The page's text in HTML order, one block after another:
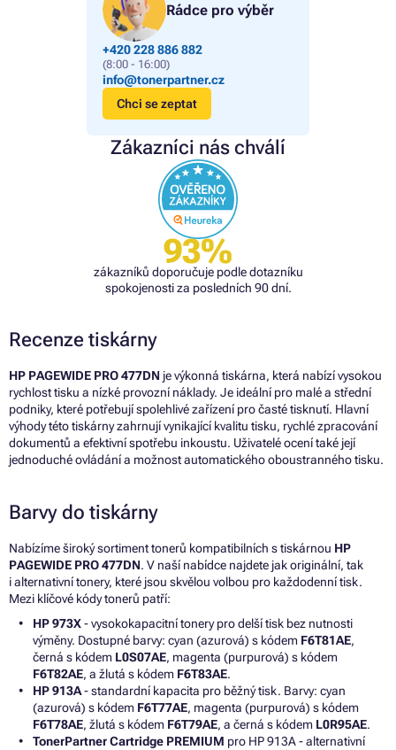
Rádce pro výběr
+420 228 886 882
(8:00 - 16:00)
info@tonerpartner.cz
Chci se zeptat
Zákazníci nás chválí
93%
zákazníků doporučuje podle dotazníku
spokojenosti za posledních 90 dní.
Recenze tiskárny
HP PAGEWIDE PRO 477DN je výkonná tiskárna, která nabízí vysokou
rychlost tisku a nízké provozní náklady. Je ideální pro malé a střední
podniky, které potřebují spolehlivé zařízení pro časté tisknutí. Hlavní
výhody této tiskárny zahrnují vynikající kvalitu tisku, rychlé zpracování
dokumentů a efektivní spotřebu inkoustu. Uživatelé ocení také její
jednoduché ovládání a možnost automatického oboustranného tisku.
Barvy do tiskárny
Nabízíme široký sortiment tonerů kompatibilních s tiskárnou HP
PAGEWIDE PRO 477DN. V naší nabídce najdete jak originální, tak
i alternativní tonery, které jsou skvělou volbou pro každodenní tisk.
Mezi klíčové kódy tonerů patří:
HP 973X- vysokokapacitní tonery pro delší tisk bez nutnosti
výměny. Dostupné barvy: cyan (azurová) s kódem F6T81AE,
černá s kódem L0S07AE, magenta (purpurová) s kódem
F6T82AE, a žlutá s kódem F6T83AE.
HP 913A- standardní kapacita pro běžný tisk. Barvy: cyan
(azurová) s kódem F6T77AE, magenta (purpurová) s kódem
F6T78AE, žlutá s kódem F6T79AE, a černá s kódem L0R95AE.
TonerPartner Cartridge PREMIUM pro HP 913A - alternativní